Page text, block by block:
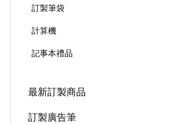
訂製筆袋
計算機
記事本禮品
最新訂製商品
訂製廣告筆